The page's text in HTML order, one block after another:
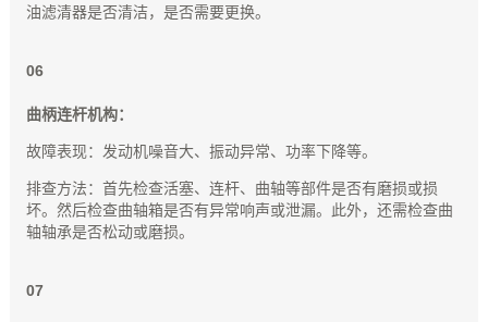
油滤清器是否清洁，是否需要更换。
06
曲柄连杆机构：
故障表现：发动机噪音大、振动异常、功率下降等。
排查方法：首先检查活塞、连杆、曲轴等部件是否有磨损或损
坏。然后检查曲轴箱是否有异常响声或泄漏。此外，还需检查曲
轴轴承是否松动或磨损。
07